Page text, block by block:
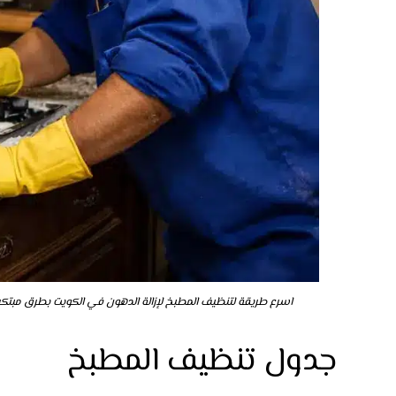
اسرع طريقة لتنظيف المطبخ لإزالة الدهون في الكويت بطرق
جدول تنظيف المطبخ